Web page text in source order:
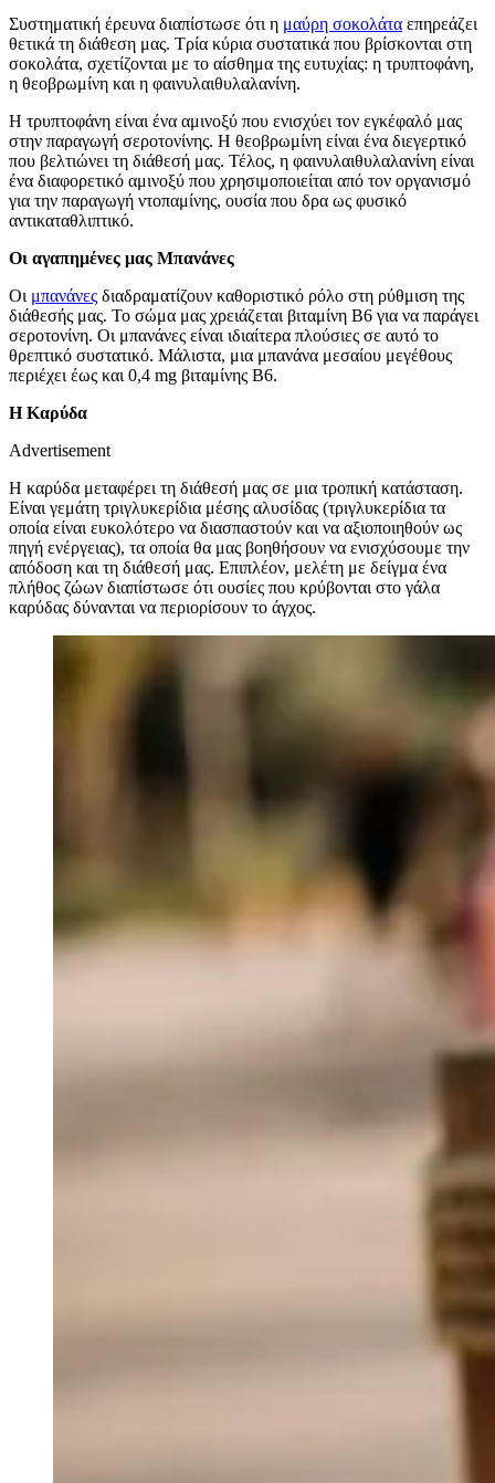
Συστηματική έρευνα διαπίστωσε ότι η μαύρη σοκολάτα επηρεάζει
θετικά τη διάθεση μας. Τρία κύρια συστατικά που βρίσκονται στη
σοκολάτα, σχετίζονται με το αίσθημα της ευτυχίας: η τρυπτοφάνη,
η θεοβρωμίνη και η φαινυλαιθυλαλανίνη.
Η τρυπτοφάνη είναι ένα αμινοξύ που ενισχύει τον εγκέφαλό μας
στην παραγωγή σεροτονίνης. Η θεοβρωμίνη είναι ένα διεγερτικό
που βελτιώνει τη διάθεσή μας. Τέλος, η φαινυλαιθυλαλανίνη είναι
ένα διαφορετικό αμινοξύ που χρησιμοποιείται από τον οργανισμό
για την παραγωγή ντοπαμίνης, ουσία που δρα ως φυσικό
αντικαταθλιπτικό.
Οι αγαπημένες μας Μπανάνες
Οι μπανάνες διαδραματίζουν καθοριστικό ρόλο στη ρύθμιση της
διάθεσής μας. Το σώμα μας χρειάζεται βιταμίνη Β6 για να παράγει
σεροτονίνη. Οι μπανάνες είναι ιδιαίτερα πλούσιες σε αυτό το
θρεπτικό συστατικό. Μάλιστα, μια μπανάνα μεσαίου μεγέθους
περιέχει έως και 0,4 mg βιταμίνης Β6.
Η Καρύδα
Advertisement
Η καρύδα μεταφέρει τη διάθεσή μας σε μια τροπική κατάσταση.
Είναι γεμάτη τριγλυκερίδια μέσης αλυσίδας (τριγλυκερίδια τα
οποία είναι ευκολότερο να διασπαστούν και να αξιοποιηθούν ως
πηγή ενέργειας), τα οποία θα μας βοηθήσουν να ενισχύσουμε την
απόδοση και τη διάθεσή μας. Επιπλέον, μελέτη με δείγμα ένα
πλήθος ζώων διαπίστωσε ότι ουσίες που κρύβονται στο γάλα
καρύδας δύνανται να περιορίσουν το άγχος.